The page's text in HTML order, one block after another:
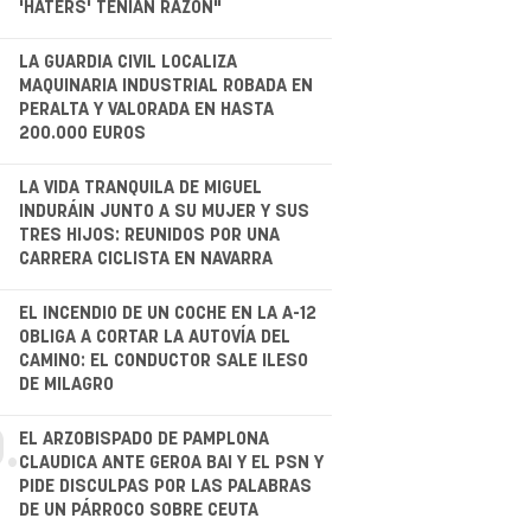
'HATERS' TENÍAN RAZÓN"
LA GUARDIA CIVIL LOCALIZA
MAQUINARIA INDUSTRIAL ROBADA EN
PERALTA Y VALORADA EN HASTA
200.000 EUROS
LA VIDA TRANQUILA DE MIGUEL
INDURÁIN JUNTO A SU MUJER Y SUS
TRES HIJOS: REUNIDOS POR UNA
CARRERA CICLISTA EN NAVARRA
EL INCENDIO DE UN COCHE EN LA A-12
OBLIGA A CORTAR LA AUTOVÍA DEL
CAMINO: EL CONDUCTOR SALE ILESO
DE MILAGRO
EL ARZOBISPADO DE PAMPLONA
CLAUDICA ANTE GEROA BAI Y EL PSN Y
PIDE DISCULPAS POR LAS PALABRAS
DE UN PÁRROCO SOBRE CEUTA